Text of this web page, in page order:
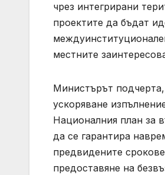
чрез интегрирани
проектите да бъдат
местните
Министърът
ускоряване
Националния план за
да се гарантира
предвидените
предоставяне на